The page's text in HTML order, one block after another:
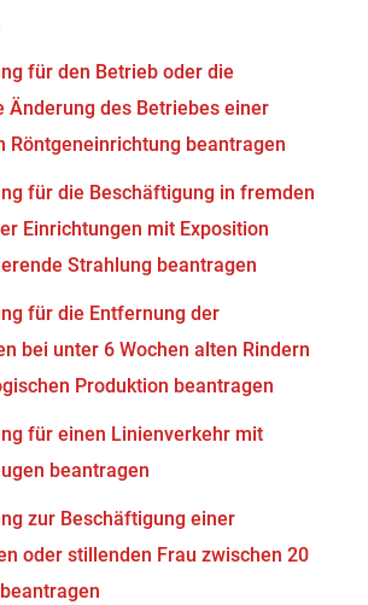
für den Betrieb oder die
Änderung des Betriebes einer
Röntgeneinrichtung beantragen
für die Beschäftigung in fremden
Einrichtungen mit Exposition
Strahlung beantragen
für die Entfernung der
bei unter 6 Wochen alten Rindern
Produktion beantragen
für einen Linienverkehr mit
beantragen
zur Beschäftigung einer
oder stillenden Frau zwischen 20